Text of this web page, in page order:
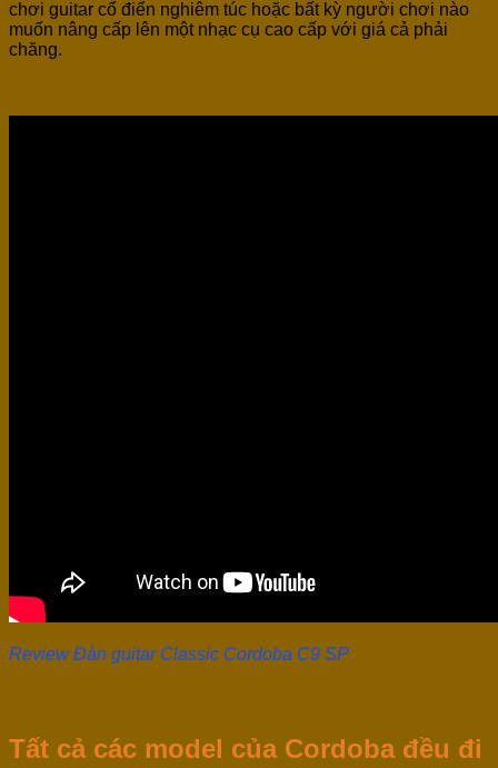
chơi guitar cổ điển nghiêm túc hoặc bất kỳ người chơi nào
muốn nâng cấp lên một nhạc cụ cao cấp với giá cả phải
chăng.
Review Đàn guitar Classic Cordoba C9 SP
Tất cả các model của Cordoba đều đi